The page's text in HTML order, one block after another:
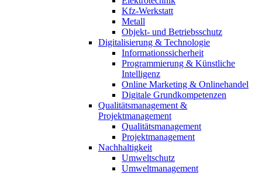
Kfz-Werkstatt
Metall
Objekt- und Betriebsschutz
Digitalisierung & Technologie
Informationssicherheit
Programmierung & Künstliche
Intelligenz
Online Marketing & Onlinehandel
Digitale Grundkompetenzen
Qualitätsmanagement &
Projektmanagement
Qualitätsmanagement
Projektmanagement
Nachhaltigkeit
Umweltschutz
Umweltmanagement